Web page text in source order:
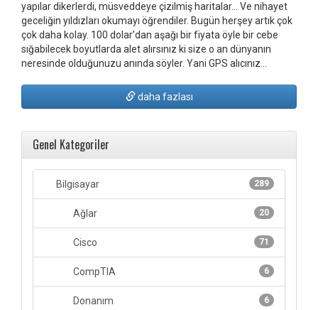
yapılar dikerlerdi, müsveddeye çizilmiş haritalar… Ve nihayet
geceliğin yıldızları okumayı öğrendiler. Bugün herşey artık çok
çok daha kolay. 100 dolar’dan aşağı bir fiyata öyle bir cebe
sığabilecek boyutlarda alet alırsınız ki size o an dünyanın
neresinde olduğunuzu anında söyler. Yani GPS alıcınız…
daha fazlası
Genel Kategoriler
289
Bilgisayar
20
Ağlar
71
Cisco
6
CompTIA
6
Donanım